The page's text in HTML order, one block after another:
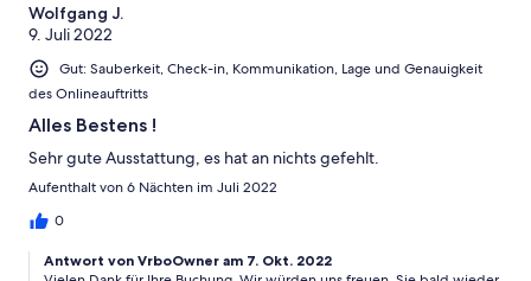
Wolfgang J.
9. Juli 2022
Gut: Sauberkeit, Check-in, Kommunikation, Lage und Genauigkeit
des Onlineauftritts
Alles Bestens !
Sehr gute Ausstattung, es hat an nichts gefehlt.
Aufenthalt von 6 Nächten im Juli 2022
0
Antwort von VrboOwner am 7. Okt. 2022